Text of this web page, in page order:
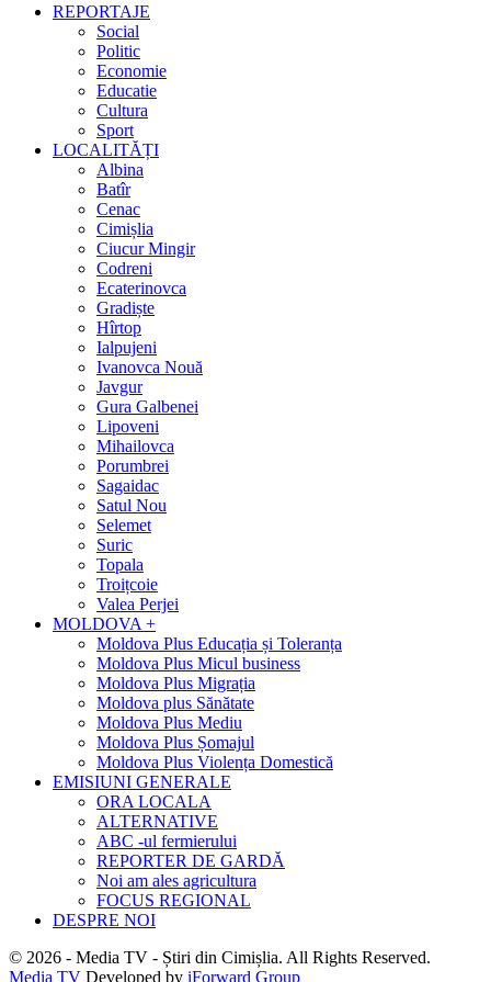
REPORTAJE
Social
Politic
Economie
Educatie
Cultura
Sport
LOCALITĂȚI
Albina
Batîr
Cenac
Cimișlia
Ciucur Mingir
Codreni
Ecaterinovca
Gradiște
Hîrtop
Ialpujeni
Ivanovca Nouă
Javgur
Gura Galbenei
Lipoveni
Mihailovca
Porumbrei
Sagaidac
Satul Nou
Selemet
Suric
Topala
Troițcoie
Valea Perjei
MOLDOVA +
Moldova Plus Educația și Toleranța
Moldova Plus Micul business
Moldova Plus Migrația
Moldova plus Sănătate
Moldova Plus Mediu
Moldova Plus Șomajul
Moldova Plus Violența Domestică
EMISIUNI GENERALE
ORA LOCALA
ALTERNATIVE
ABC -ul fermierului
REPORTER DE GARDĂ
Noi am ales agricultura
FOCUS REGIONAL
DESPRE NOI
© 2026 - Media TV - Știri din Cimișlia. All Rights Reserved.
Media TV Developed by iForward Group